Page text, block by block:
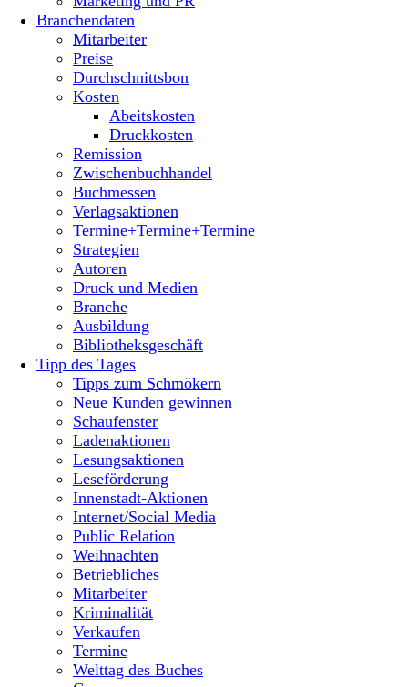
Branchendaten
Mitarbeiter
Preise
Durchschnittsbon
Kosten
Abeitskosten
Druckkosten
Remission
Zwischenbuchhandel
Buchmessen
Verlagsaktionen
Termine+Termine+Termine
Strategien
Autoren
Druck und Medien
Branche
Ausbildung
Bibliotheksgeschäft
Tipp des Tages
Tipps zum Schmökern
Neue Kunden gewinnen
Schaufenster
Ladenaktionen
Lesungsaktionen
Leseförderung
Innenstadt-Aktionen
Internet/Social Media
Public Relation
Weihnachten
Betriebliches
Mitarbeiter
Kriminalität
Verkaufen
Termine
Welttag des Buches